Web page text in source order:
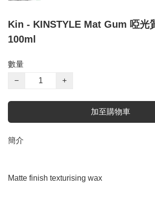
Kin - KINSTYLE Mat Gum 啞光
100ml
數量
−
+
加至購物車
簡介
Matte finish texturising wax